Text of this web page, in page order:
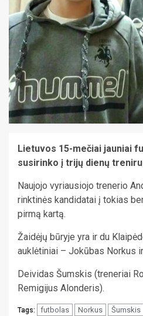
Lietuvos 15-mečiai jauniai
susirinko į trijų dienų
Naujojo vyriausiojo trenerio
rinktinės kandidatai į tokias
pirmą kartą.
Žaidėjų būryje yra ir du
auklėtiniai – Jokūbas Norkus ir
Deividas Šumskis (treneriai
Remigijus Alonderis).
Tags: futbolas Norkus Šumskis